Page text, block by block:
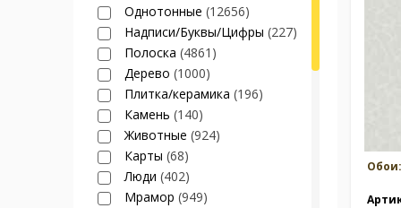
Однотонные (12656)
Надписи/Буквы/Цифры (227)
Полоска (4861)
Дерево (1000)
Плитка/керамика (196)
Камень (140)
Животные (924)
Карты (68)
Люди (402)
Мрамор (949)
Обои: